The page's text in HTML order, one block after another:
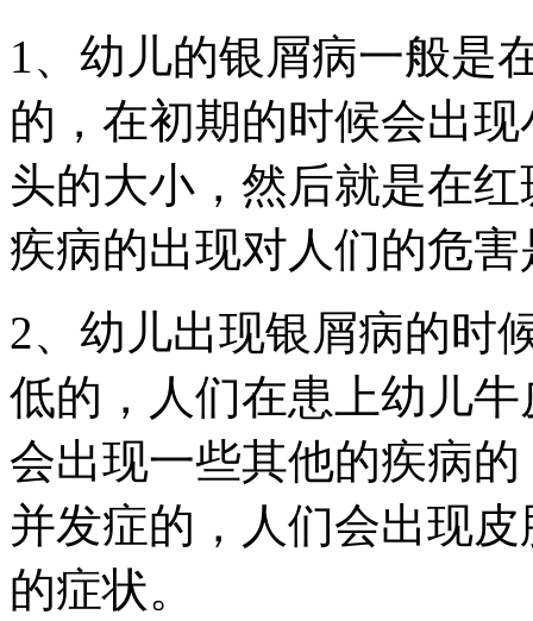
1、幼儿的银屑病一般是
的，在初期的时候会出
头的大小，然后就是在
疾病的出现对人们的危
2、幼儿出现银屑病的时
低的，人们在患上幼儿
会出现一些其他的疾病
并发症的，人们会出现
的症状。